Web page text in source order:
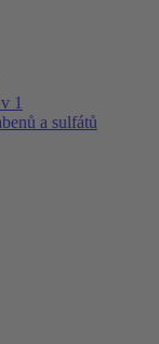
1
a sulfátů